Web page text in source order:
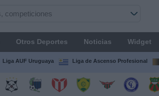
Otros Deportes Noticias Widget
Liga AUF Uruguaya Liga de Ascenso Profesional